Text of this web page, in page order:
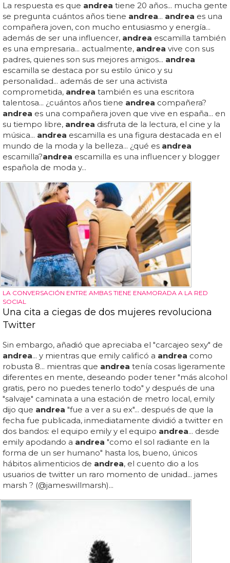
La respuesta es que andrea tiene 20 años... mucha gente
se pregunta cuántos años tiene andrea... andrea es una
compañera joven, con mucho entusiasmo y energía...
además de ser una influencer, andrea escamilla también
es una empresaria... actualmente, andrea vive con sus
padres, quienes son sus mejores amigos... andrea
escamilla se destaca por su estilo único y su
personalidad... además de ser una activista
comprometida, andrea también es una escritora
talentosa... ¿cuántos años tiene andrea compañera?
andrea es una compañera joven que vive en españa... en
su tiempo libre, andrea disfruta de la lectura, el cine y la
música... andrea escamilla es una figura destacada en el
mundo de la moda y la belleza... ¿qué es andrea
escamilla?andrea escamilla es una influencer y blogger
española de moda y...
LA CONVERSACIÓN ENTRE AMBAS TIENE ENAMORADA A LA RED
SOCIAL
Una cita a ciegas de dos mujeres revoluciona
Twitter
Sin embargo, añadió que apreciaba el "carcajeo sexy" de
andrea... y mientras que emily calificó a andrea como
robusta 8... mientras que andrea tenía cosas ligeramente
diferentes en mente, deseando poder tener "más alcohol
gratis, pero no puedes tenerlo todo" y después de una
"salvaje" caminata a una estación de metro local, emily
dijo que andrea "fue a ver a su ex"... después de que la
fecha fue publicada, inmediatamente dividió a twitter en
dos bandos: el equipo emily y el equipo andrea... desde
emily apodando a andrea "como el sol radiante en la
forma de un ser humano" hasta los, bueno, únicos
hábitos alimenticios de andrea, el cuento dio a los
usuarios de twitter un raro momento de unidad... james
marsh ? (@jameswillmarsh)...